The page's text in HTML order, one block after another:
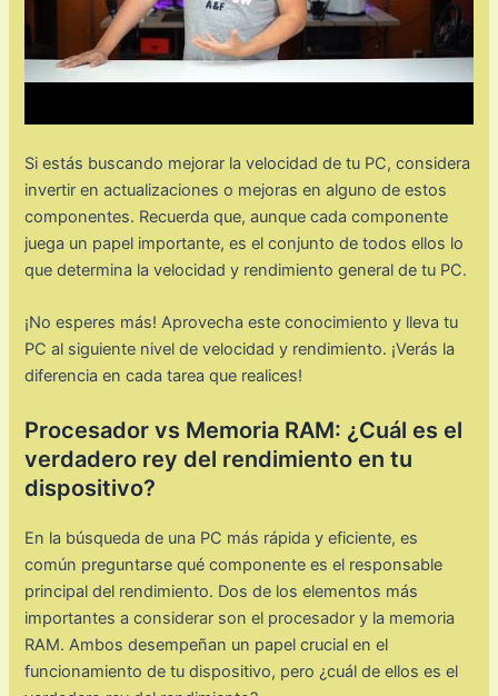
Si estás buscando mejorar la velocidad de tu PC, considera
invertir en actualizaciones o mejoras en alguno de estos
componentes. Recuerda que, aunque cada componente
juega un papel importante, es el conjunto de todos ellos lo
que determina la velocidad y rendimiento general de tu PC.
¡No esperes más! Aprovecha este conocimiento y lleva tu
PC al siguiente nivel de velocidad y rendimiento. ¡Verás la
diferencia en cada tarea que realices!
Procesador vs Memoria RAM: ¿Cuál es el
verdadero rey del rendimiento en tu
dispositivo?
En la búsqueda de una PC más rápida y eficiente, es
común preguntarse qué componente es el responsable
principal del rendimiento. Dos de los elementos más
importantes a considerar son el procesador y la memoria
RAM. Ambos desempeñan un papel crucial en el
funcionamiento de tu dispositivo, pero ¿cuál de ellos es el